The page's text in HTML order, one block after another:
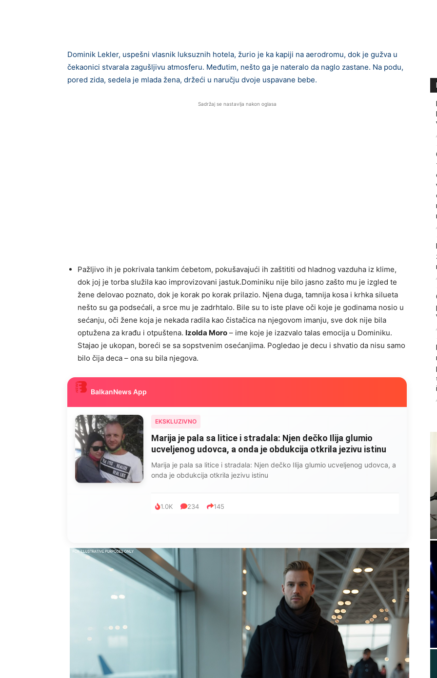
Dominik Lekler, uspešni vlasnik luksuznih hotela, žurio je ka kapiji na aerodromu, dok je gužva u
čekaonici stvarala zagušljivu atmosferu. Međutim, nešto ga je nateralo da naglo zastane. Na podu,
pored zida, sedela je mlada žena, držeći u naručju dvoje uspavane bebe.
Sadržaj se nastavlja nakon oglasa
Pažljivo ih je pokrivala tankim ćebetom, pokušavajući ih zaštititi od hladnog vazduha iz klime,
dok joj je torba služila kao improvizovani jastuk.Dominiku nije bilo jasno zašto mu je izgled te
žene delovao poznato, dok je korak po korak prilazio. Njena duga, tamnija kosa i krhka silueta
nešto su ga podsećali, a srce mu je zadrhtalo. Bile su to iste plave oči koje je godinama nosio u
sećanju, oči žene koja je nekada radila kao čistačica na njegovom imanju, sve dok nije bila
optužena za krađu i otpuštena. Izolda Moro – ime koje je izazvalo talas emocija u Dominiku.
Stajao je ukopan, boreći se sa sopstvenim osećanjima. Pogledao je decu i shvatio da nisu samo
bilo čija deca – ona su bila njegova.
BalkanNews App
EKSKLUZIVNO
Marija je pala sa litice i stradala: Njen dečko Ilija glumio
ucveljenog udovca, a onda je obdukcija otkrila jezivu istinu
Marija je pala sa litice i stradala: Njen dečko Ilija glumio ucveljenog udovca, a
onda je obdukcija otkrila jezivu istinu
1.0K 234 145